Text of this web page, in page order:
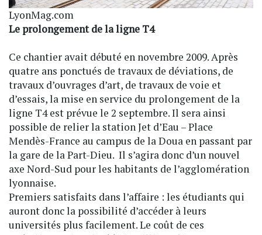
LyonMag.com
Le prolongement de la ligne T4
Ce chantier avait débuté en novembre 2009. Après
quatre ans ponctués de travaux de déviations, de
travaux d’ouvrages d’art, de travaux de voie et
d’essais, la mise en service du prolongement de la
ligne T4 est prévue le 2 septembre. Il sera ainsi
possible de relier la station Jet d’Eau – Place
Mendès-France au campus de la Doua en passant par
la gare de la Part-Dieu. Il s’agira donc d’un nouvel
axe Nord-Sud pour les habitants de l’agglomération
lyonnaise.
Premiers satisfaits dans l’affaire : les étudiants qui
auront donc la possibilité d’accéder à leurs
universités plus facilement. Le coût de ces